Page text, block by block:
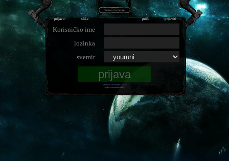
cloneuniverse
prijava slike priča prijaviti
Korisničko ime
lozinka
svemir
Zaboravili ste lozinku? otisak
.alpha-version(unstable).